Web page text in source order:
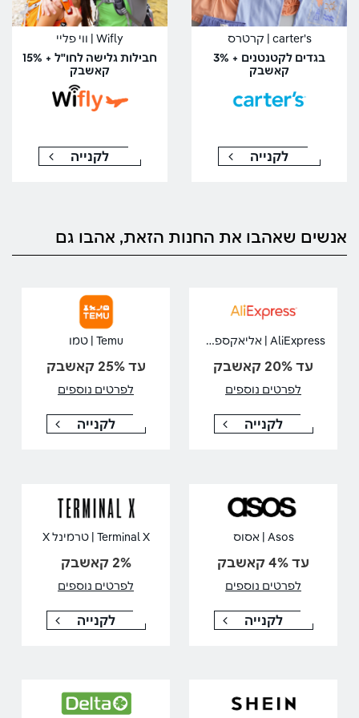
carter's | קרטרס
בגדים לקטנטנים + 3%
קאשבק
לקנייה
Wifly | ווי פליי
חבילות גלישה לחו"ל + 15%
קאשבק
לקנייה
אנשים שאהבו את החנות הזאת, אהבו גם
AliExpress | אליאקספרס
עד 20% קאשבק
לפרטים נוספים
לקנייה
Temu | טמו
עד 25% קאשבק
לפרטים נוספים
לקנייה
Asos | אסוס
עד 4% קאשבק
לפרטים נוספים
לקנייה
Terminal X | טרמינל X
2% קאשבק
לפרטים נוספים
לקנייה